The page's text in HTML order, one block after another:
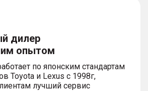
дилер
опытом
по японским стандартам
Toyota и Lexus с 1998г,
лучший сервис